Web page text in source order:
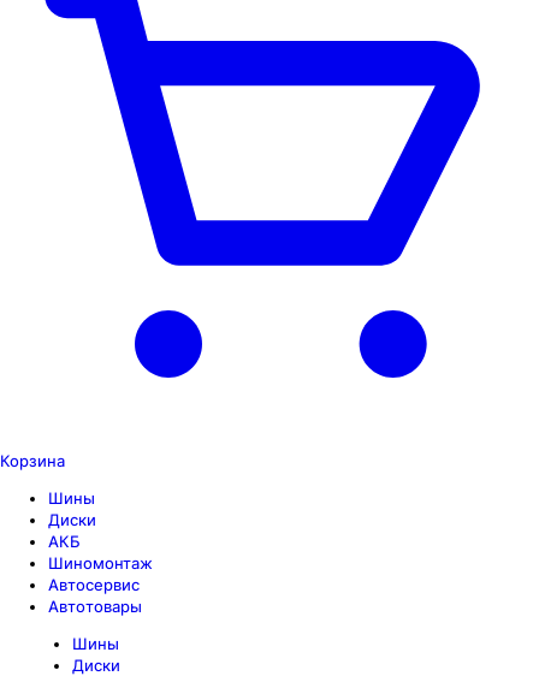
Корзина
Шины
Диски
АКБ
Шиномонтаж
Автосервис
Автотовары
Шины
Диски